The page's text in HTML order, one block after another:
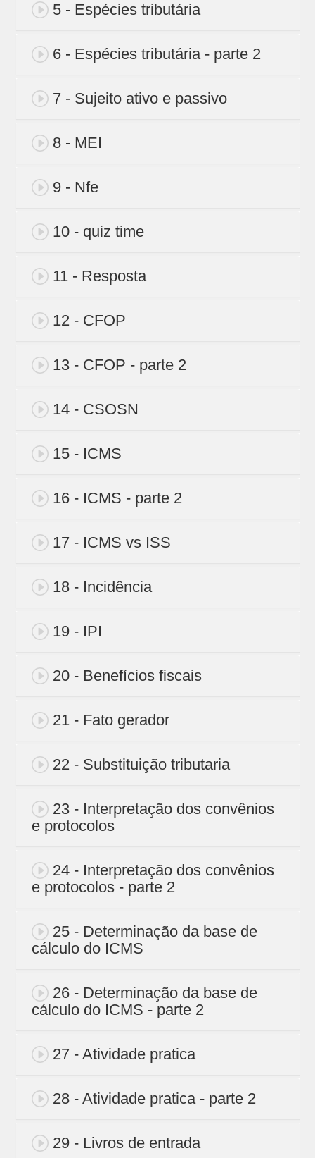
5 - Espécies tributária
6 - Espécies tributária - parte 2
7 - Sujeito ativo e passivo
8 - MEI
9 - Nfe
10 - quiz time
11 - Resposta
12 - CFOP
13 - CFOP - parte 2
14 - CSOSN
15 - ICMS
16 - ICMS - parte 2
17 - ICMS vs ISS
18 - Incidência
19 - IPI
20 - Benefícios fiscais
21 - Fato gerador
22 - Substituição tributaria
23 - Interpretação dos convênios
e protocolos
24 - Interpretação dos convênios
e protocolos - parte 2
25 - Determinação da base de
cálculo do ICMS
26 - Determinação da base de
cálculo do ICMS - parte 2
27 - Atividade pratica
28 - Atividade pratica - parte 2
29 - Livros de entrada